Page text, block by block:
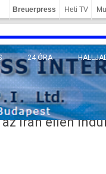
Breuerpress Heti TV
24 ÓRA
Irán ellen